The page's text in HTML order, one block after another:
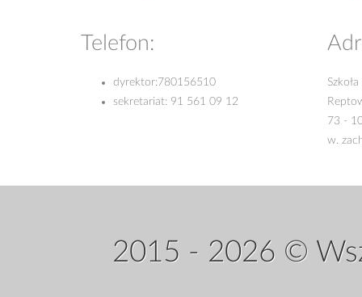
Telefon:
dyrektor:780156510
sekretariat: 91 561 09 12
73 -
w.
2015 - 2026 ©